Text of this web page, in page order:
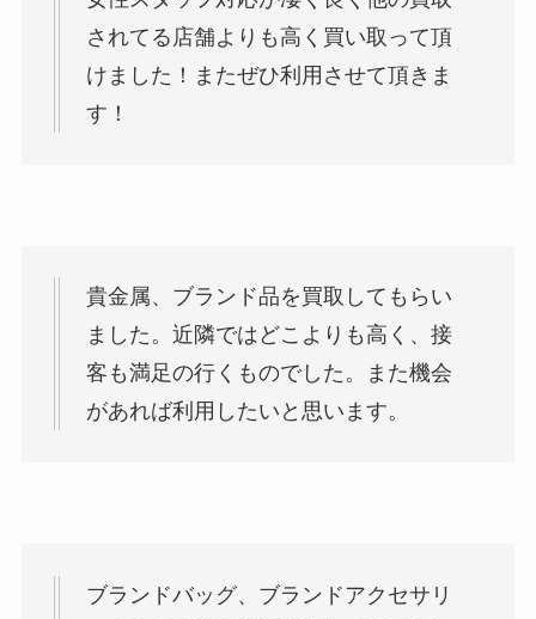
されてる店舗よりも高く買い取って頂
けました！またぜひ利用させて頂きま
す！
貴金属、ブランド品を買取してもらい
ました。近隣ではどこよりも高く、接
客も満足の行くものでした。また機会
があれば利用したいと思います。
ブランドバッグ、ブランドアクセサリ